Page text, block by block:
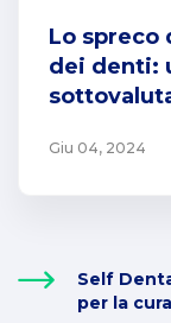
Lo spreco
dei denti:
Giu 04, 2024
Self
per la